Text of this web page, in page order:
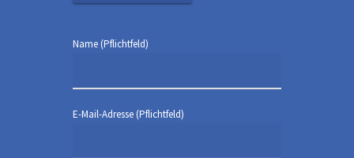
Name (Pflichtfeld)
E-Mail-Adresse (Pflichtfeld)